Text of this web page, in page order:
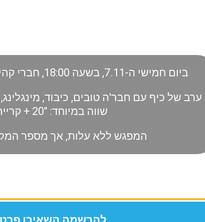
ביום חמישי ה-7.11, בשעה 18:00, חברי קהילת מומנטום נפגשים!
ערב של כיף עם חבר'ה טובים, כיבוד,
שווה במיוחד: "20 + קריירה".
המפגש ללא עלות, אך מספר